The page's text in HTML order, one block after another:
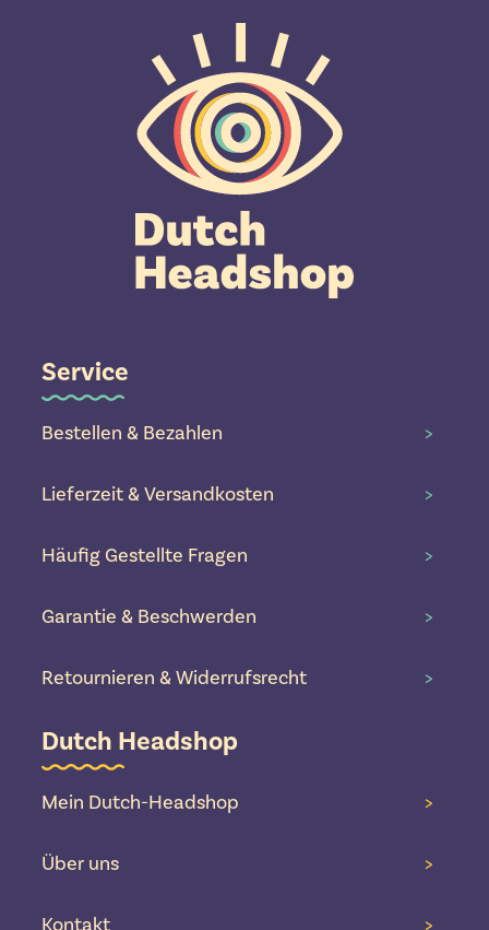
Service
Bestellen & Bezahlen >
Lieferzeit & Versandkosten >
Häufig Gestellte Fragen >
Garantie & Beschwerden >
Retournieren & Widerrufsrecht >
Dutch Headshop
Mein Dutch-Headshop >
Über uns >